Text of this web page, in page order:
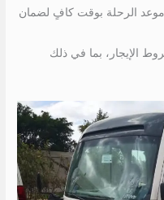
الرحلة بوقت كافٍ لضمان
الإيجار، بما في ذلك